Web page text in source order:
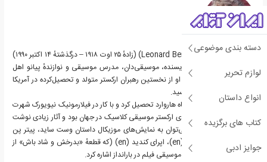
دسته بندی موضوعی
لوازم تحریر
انواع داستان
کتاب های برگزیده
جوایز ادبی
لئونارد برنستین (Leonard Bernstein) (زادهٔ ۲۵ اوت ۱۹۱۸ – درگذشتهٔ ۱۴ اکتبر ۱۹۹۰)
آهنگساز، رهبر ارکستر، نویسنده، موسیقی‌دان، مدرس موسیقی و نوازندهٔ پیانو اهل
ایالات متحدهٔ آمریکا بود. او از نخستین رهبران ارکستر متولد و تحصیل‌کرده در آمریکا
بود که به شهرت جهانی رسید.
لئونارد برنستین در دانشگاه هاروارد تحصیل کرد و با کار در فیلارمونیک نیویورک شهرت
یافت. برنستین رهبر یهودی ارکستر موسیقی کلاسیک در جهان بود و آثار زیادی نوشت
که از مشهورترین آن‌ها می‌توان به نمایش‌های موزیکال داستان وست ساید، پیتر پن
‏(en)‏ و شهر شگفت‌انگیز ‏(en)‏، اپرای کندید ‏(en)‏ (که قطعهٔ «بدرخش و شاد باش» از
آن بسیار مشهور است)، و موسیقی فیلم در بارانداز اشاره کرد.